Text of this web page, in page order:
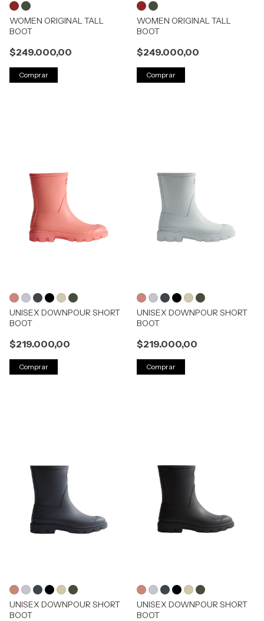
WOMEN ORIGINAL TALL
BOOT
$249.000,00
Comprar
WOMEN ORIGINAL TALL
BOOT
$249.000,00
Comprar
UNISEX DOWNPOUR SHORT
BOOT
$219.000,00
Comprar
UNISEX DOWNPOUR SHORT
BOOT
$219.000,00
Comprar
UNISEX DOWNPOUR SHORT
BOOT
UNISEX DOWNPOUR SHORT
BOOT